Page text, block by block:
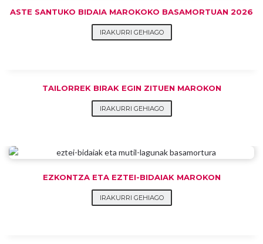
ASTE SANTUKO BIDAIA MAROKOKO BASAMORTUAN 2026
IRAKURRI GEHIAGO
TAILORREK BIRAK EGIN ZITUEN MAROKON
IRAKURRI GEHIAGO
EZKONTZA ETA EZTEI-BIDAIAK MAROKON
IRAKURRI GEHIAGO